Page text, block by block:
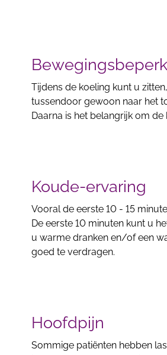
Tijdens de koeling kunt u
tussendoor gewoon naar het
Daarna is het belangrijk om
Koude-ervaring
Vooral de eerste 10 - 15
De eerste 10 minuten kunt u
u warme dranken en/of een
goed te verdragen.
Hoofdpijn
Sommige patiënten hebben